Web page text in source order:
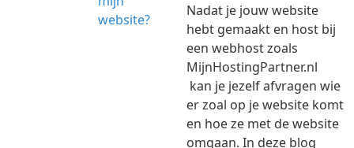
Nadat je jouw website
hebt gemaakt en host bij
een webhost zoals
MijnHostingPartner.nl
kan je jezelf afvragen wie
er zoal op je website komt
en hoe ze met de website
omgaan. In deze blog